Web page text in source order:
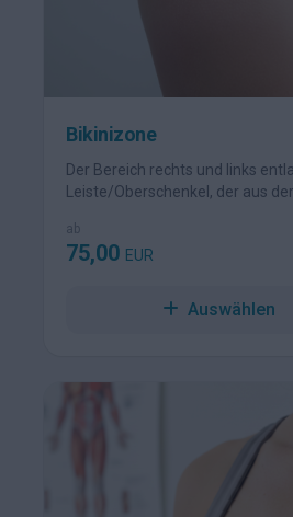
Bikinizone
Der Bereich rechts und links
Leiste/Oberschenkel, der aus
ab
75,00 EUR
Auswählen